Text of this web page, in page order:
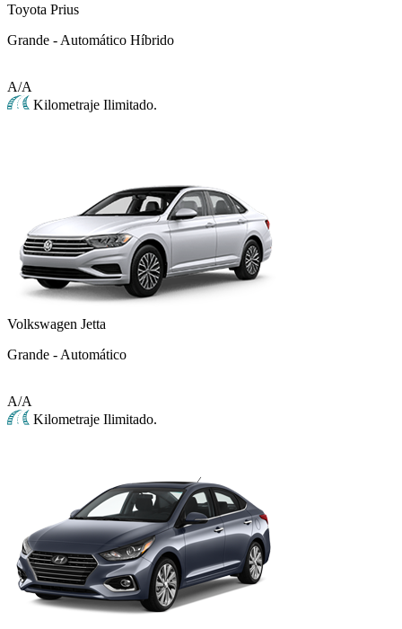
Toyota Prius
Grande - Automático Híbrido
A/A
Kilometraje Ilimitado.
Volkswagen Jetta
Grande - Automático
A/A
Kilometraje Ilimitado.